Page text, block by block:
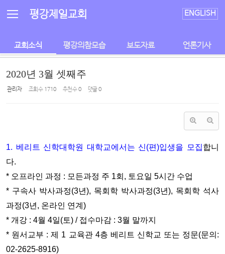
평강제일교회 ENGLISH
교회소식 평강의참모습 보도자료 언론기사
2020년 3월 셋째주
관리자 조회 수 1710 추천 수0 댓글0
1. 베리트 신학대학원 대학교에서는 신(편)입생을 모집합니
다.
* 오프라인 과정 : 모든과정 주 1회, 토요일 5시간 수업
* 구속사 박사과정(3년), 목회학 박사과정(3년), 목회학 석사
과정(3년, 온라인 연계)
* 개강 : 4월 4일(토) / 접수마감 : 3월 말까지
* 원서교부 : 제 1 교육관 4층 베리트 신학교 또는 정문(문의:
02-2625-8916)